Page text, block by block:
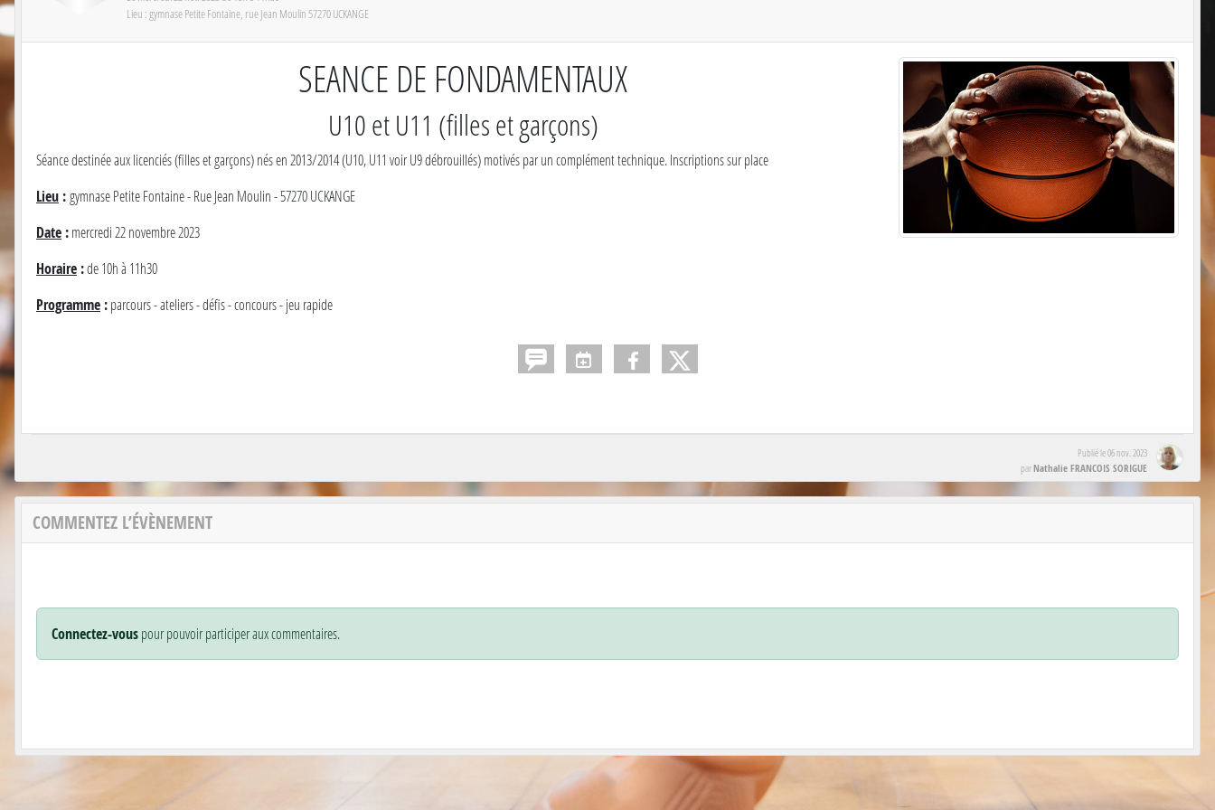
Lieu :gymnase Petite Fontaine, rue Jean Moulin57270UCKANGE
SEANCE DE FONDAMENTAUX
U10 et U11 (filles et garçons)
Séance destinée aux licenciés (filles et garçons) nés en 2013/2014 (U10, U11 voir U9 débrouillés) motivés par un complément technique. Inscriptions sur place
Lieu :gymnase Petite Fontaine - Rue Jean Moulin - 57270 UCKANGE
Date :mercredi 22 novembre 2023
Horaire :de 10h à 11h30
Programme :parcours - ateliers - défis - concours - jeu rapide
Publié le06 nov. 2023
parNathalie FRANCOIS SORIGUE
COMMENTEZ L’ÉVÈNEMENT
Connectez-vouspour pouvoir participer aux commentaires.